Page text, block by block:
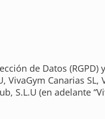
de Datos (RGPD)
Canarias SL,
S.L.U (en adelante